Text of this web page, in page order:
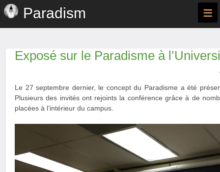
Paradism ≡
Exposé sur le Paradisme à
Le 27 septembre dernier, le concept du Paradisme a été
Plusieurs des invités ont rejoints la conférence grâce à de
placées à l’intérieur du campus.